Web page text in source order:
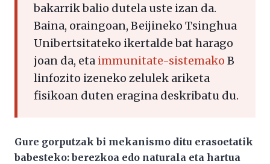
bakarrik balio dutela uste izan da.
Baina, oraingoan, Beijineko Tsinghua
Unibertsitateko ikertalde bat harago
joan da, eta immunitate-sistemako B
linfozito izeneko zelulek ariketa
fisikoan duten eragina deskribatu du.
Gure gorputzak bi mekanismo ditu erasoetatik
babesteko: berezkoa edo naturala eta hartua